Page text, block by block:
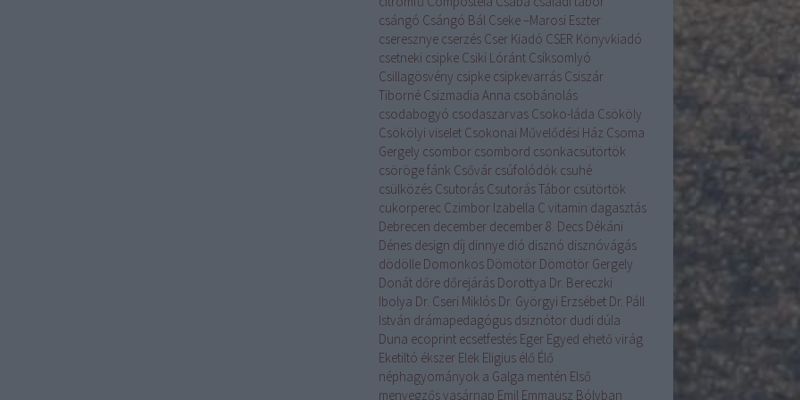
csángó Csángó Bál Cseke –Marosi Eszter
cseresznye cserzés Cser Kiadó CSER Könyvkiadó
csetneki csipke Csiki Lóránt Csíksomlyó
Csillagösvény csipke csipkevarrás Csiszár
Tiborné Csizmadia Anna csobánolás
csodabogyó csodaszarvas Csoko-láda Csököly
Csökölyi viselet Csokonai Művelődési Ház Csoma
Gergely csombor csombord csonkacsütörtök
csöröge fánk Csővár csúfolódók csuhé
csülközés Csutorás Csutorás Tábor csütörtök
cukorperec Czimbor Izabella C vitamin dagasztás
Debrecen december december 8. Decs Dékáni
Dénes design díj dinnye dió disznó disznóvágás
dödölle Domonkos Dömötör Dömötör Gergely
Donát dőre dőrejárás Dorottya Dr. Bereczki
Ibolya Dr. Cseri Miklós Dr. Györgyi Erzsébet Dr. Páll
István drámapedagógus dsiznótor dudi dúla
Duna ecoprint ecsetfestés Eger Egyed ehető virág
Eketiltó ékszer Elek Eligius élő Élő
néphagyományok a Galga mentén Első
menyegzős vasárnap Emil Emmausz Bólyban